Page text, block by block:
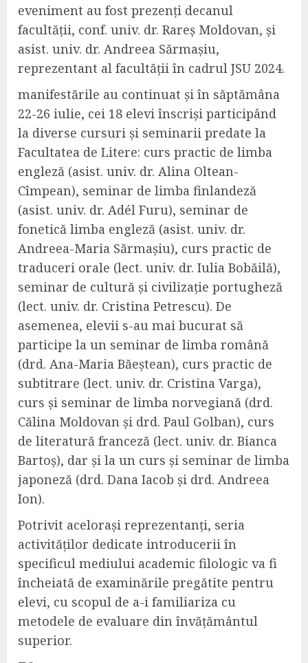
eveniment au fost prezenți decanul
facultății, conf. univ. dr. Rareș Moldovan, și
asist. univ. dr. Andreea Sărmașiu,
reprezentant al facultății în cadrul JSU 2024.
manifestările au continuat și în săptămâna
22-26 iulie, cei 18 elevi înscriși participând
la diverse cursuri și seminarii predate la
Facultatea de Litere: curs practic de limba
engleză (asist. univ. dr. Alina Oltean-
Cîmpean), seminar de limba finlandeză
(asist. univ. dr. Adél Furu), seminar de
fonetică limba engleză (asist. univ. dr.
Andreea-Maria Sărmașiu), curs practic de
traduceri orale (lect. univ. dr. Iulia Bobăilă),
seminar de cultură și civilizație portugheză
(lect. univ. dr. Cristina Petrescu). De
asemenea, elevii s-au mai bucurat să
participe la un seminar de limba română
(drd. Ana-Maria Băeștean), curs practic de
subtitrare (lect. univ. dr. Cristina Varga),
curs și seminar de limba norvegiană (drd.
Călina Moldovan și drd. Paul Golban), curs
de literatură franceză (lect. univ. dr. Bianca
Bartoș), dar și la un curs și seminar de limba
japoneză (drd. Dana Iacob și drd. Andreea
Ion).
Potrivit acelorași reprezentanți, seria
activităților dedicate introducerii în
specificul mediului academic filologic va fi
încheiată de examinările pregătite pentru
elevi, cu scopul de a-i familiariza cu
metodele de evaluare din învățământul
superior.